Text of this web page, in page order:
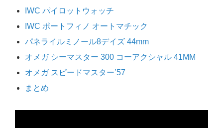
IWC パイロットウォッチ
IWC ポートフィノ オートマチック
パネライルミノール8デイズ 44mm
オメガ シーマスター 300 コーアクシャル 41MM
オメガ スピードマスター’57
まとめ